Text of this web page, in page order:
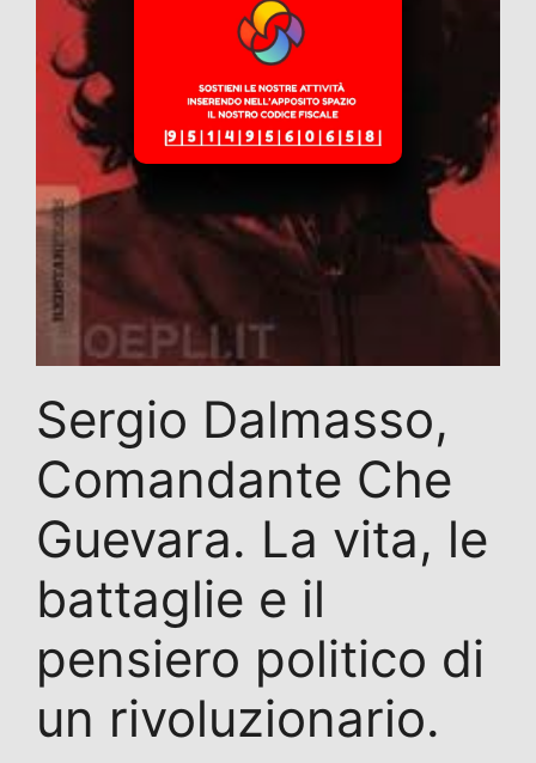
Sergio Dalmasso,
Comandante Che
Guevara. La vita, le
battaglie e il
pensiero politico di
un rivoluzionario.